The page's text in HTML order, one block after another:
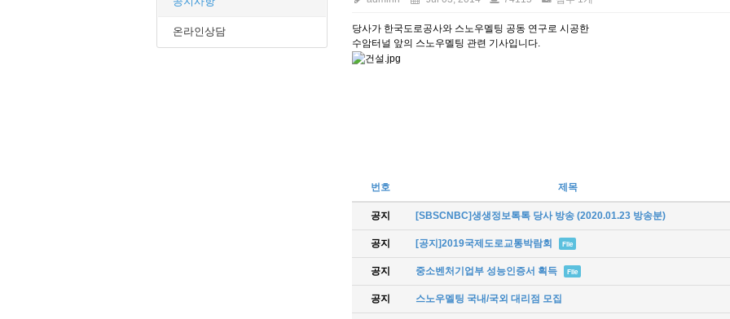
산업용히터
부속자재
온라인상담
당사가 한국도로공사와 스노우멜팅 공동 연구로 시공한
수암터널 앞의 스노우멜팅 관련 기사입니다.
번호 제목
공지 [SBSCNBC]생생정보톡톡 당사 방송 (2020.01.23 방송분)
공지 [공지]2019국제도로교통박람회 File
공지 중소벤처기업부 성능인증서 획득 File
공지 스노우멜팅 국내/국외 대리점 모집